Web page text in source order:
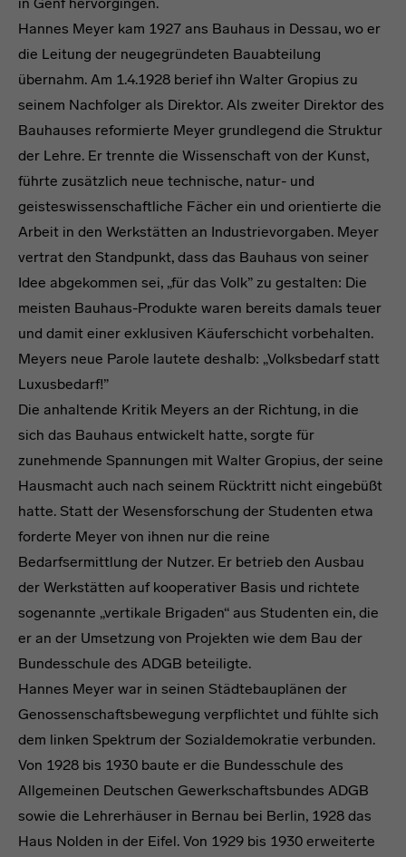
Hannes Meyer kam 1927 ans Bauhaus in Dessau, wo er
die Leitung der neugegründeten Bauabteilung
übernahm. Am 1.4.1928 berief ihn Walter Gropius zu
seinem Nachfolger als Direktor. Als zweiter Direktor des
Bauhauses reformierte Meyer grundlegend die Struktur
der Lehre. Er trennte die Wissenschaft von der Kunst,
führte zusätzlich neue technische, natur- und
geisteswissenschaftliche Fächer ein und orientierte die
Arbeit in den Werkstätten an Industrievorgaben. Meyer
vertrat den Standpunkt, dass das Bauhaus von seiner
Idee abgekommen sei, „für das Volk” zu gestalten: Die
meisten Bauhaus-Produkte waren bereits damals teuer
und damit einer exklusiven Käuferschicht vorbehalten.
Meyers neue Parole lautete deshalb: „Volksbedarf statt
Luxusbedarf!”
Die anhaltende Kritik Meyers an der Richtung, in die
sich das Bauhaus entwickelt hatte, sorgte für
zunehmende Spannungen mit Walter Gropius, der seine
Hausmacht auch nach seinem Rücktritt nicht eingebüßt
hatte. Statt der Wesensforschung der Studenten etwa
forderte Meyer von ihnen nur die reine
Bedarfsermittlung der Nutzer. Er betrieb den Ausbau
der Werkstätten auf kooperativer Basis und richtete
sogenannte „vertikale Brigaden“ aus Studenten ein, die
er an der Umsetzung von Projekten wie dem Bau der
Bundesschule des ADGB beteiligte.
Hannes Meyer war in seinen Städtebauplänen der
Genossenschaftsbewegung verpflichtet und fühlte sich
dem linken Spektrum der Sozialdemokratie verbunden.
Von 1928 bis 1930 baute er die Bundesschule des
Allgemeinen Deutschen Gewerkschaftsbundes ADGB
sowie die Lehrerhäuser in Bernau bei Berlin, 1928 das
Haus Nolden in der Eifel. Von 1929 bis 1930 erweiterte